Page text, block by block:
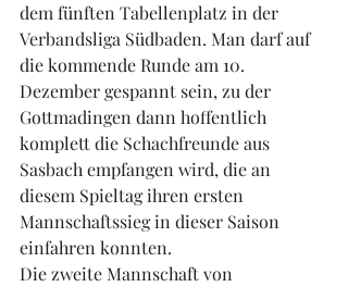
dem fünften Tabellenplatz in der
Verbandsliga Südbaden. Man darf auf
die kommende Runde am 10.
Dezember gespannt sein, zu der
Gottmadingen dann hoffentlich
komplett die Schachfreunde aus
Sasbach empfangen wird, die an
diesem Spieltag ihren ersten
Mannschaftssieg in dieser Saison
einfahren konnten.
Die zweite Mannschaft von